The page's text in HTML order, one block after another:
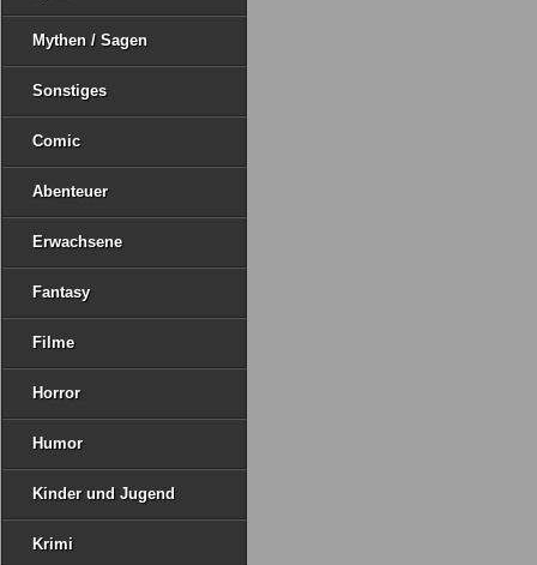
Mythen / Sagen
Sonstiges
Comic
Abenteuer
Erwachsene
Fantasy
Filme
Horror
Humor
Kinder und Jugend
Krimi